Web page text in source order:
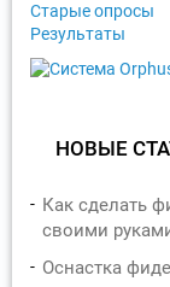
Старые опросы
Результаты
НОВЫЕ
Как сделать
своими
Оснастка